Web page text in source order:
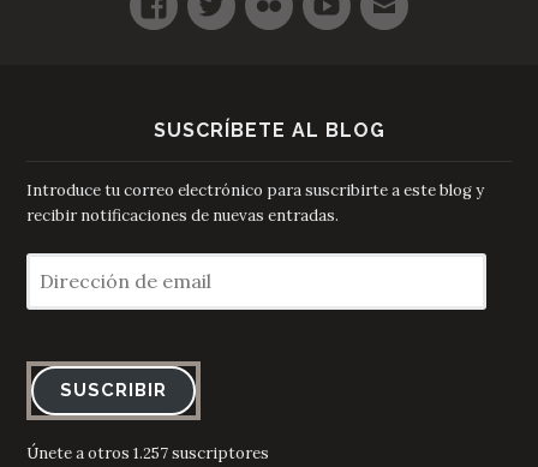
SUSCRÍBETE AL BLOG
Introduce tu correo electrónico para suscribirte a este blog y
recibir notificaciones de nuevas entradas.
de
email
SUSCRIBIR
Únete a otros 1.257 suscriptores